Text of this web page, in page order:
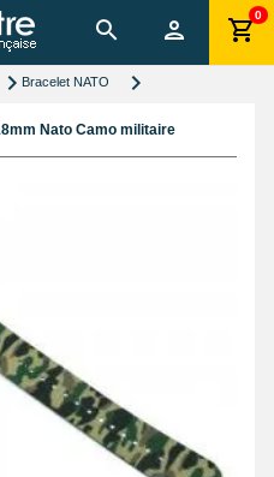
0
Bracelet NATO
Nato Camo militaire